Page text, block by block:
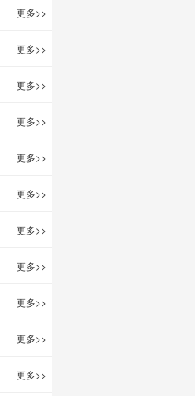
更多>>
更多>>
更多>>
更多>>
更多>>
更多>>
更多>>
更多>>
更多>>
更多>>
更多>>